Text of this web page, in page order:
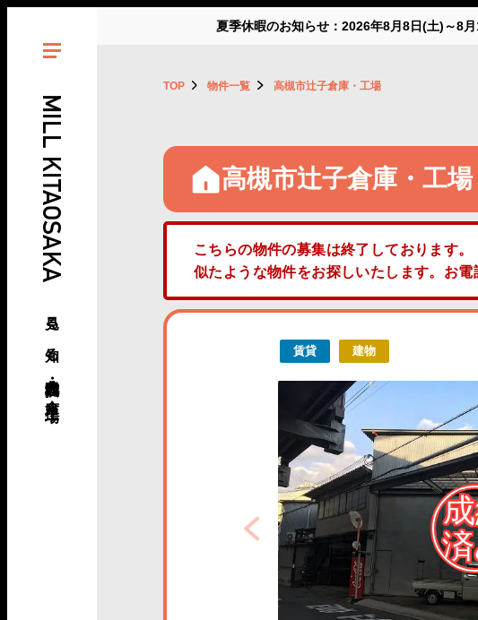
夏季休暇のお知らせ：2026年8月8日(土)～8
MILL KITAOSAKA
見る、知る、北大阪・北摂の倉庫･工場
TOP 物件一覧 高槻市辻子倉庫・工場
高槻市辻子倉庫・工場
こちらの物件の募集は終了しております。
似たような物件をお探しいたします。お電
賃貸 建物